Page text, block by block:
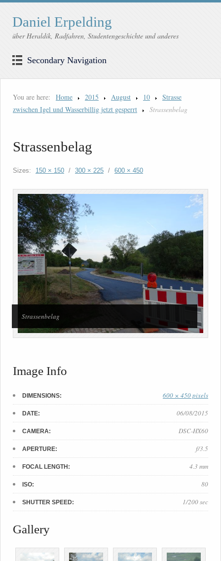
Daniel Erpelding
über Heraldik, Radfahren, Studentengeschichte und anderes
Secondary Navigation
You are here: Home 2015 August 10
Strasse
zwischen Igel und Wasserbillig jetzt gesperrt
Strassenbelag
Strassenbelag
Sizes: 150 × 150 / 300 × 225 / 600 × 450
Strassenbelag
Image Info
DIMENSIONS: 600 × 450 pixels
DATE: 06/08/2015
CAMERA: DSC-HX60
APERTURE: f/3.5
FOCAL LENGTH: 4.3 mm
ISO: 80
SHUTTER SPEED: 1/200 sec
Gallery